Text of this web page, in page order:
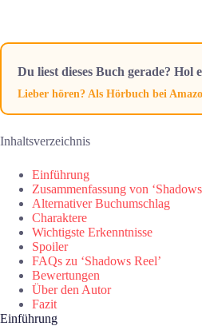
Du liest dieses Buch gerade?
Lieber hören? Als Hörbuch bei
Inhaltsverzeichnis
Einführung
Zusammenfassung von
Alternativer Buchumschlag
Charaktere
Wichtigste Erkenntnisse
Spoiler
FAQs zu ‘Shadows Reel’
Bewertungen
Über den Autor
Fazit
Einführung